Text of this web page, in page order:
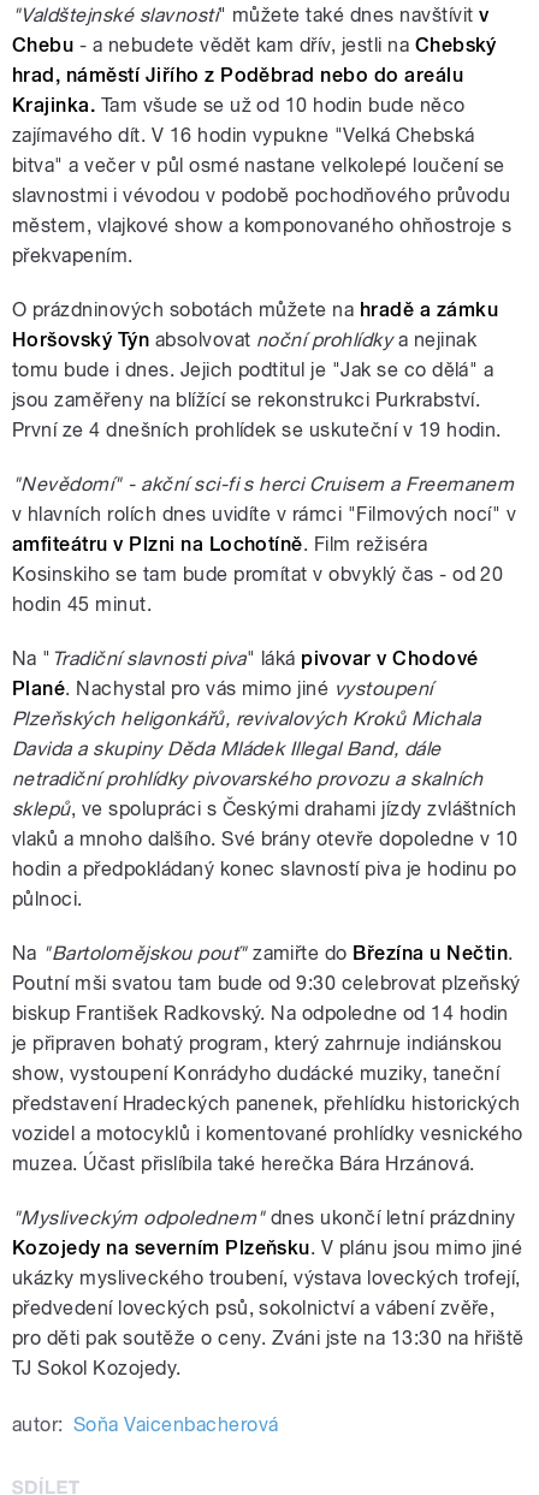
"Valdštejnské slavnosti" můžete také dnes navštívit v
Chebu - a nebudete vědět kam dřív, jestli na Chebský
hrad, náměstí Jiřího z Poděbrad nebo do areálu
Krajinka. Tam všude se už od 10 hodin bude něco
zajímavého dít. V 16 hodin vypukne "Velká Chebská
bitva" a večer v půl osmé nastane velkolepé loučení se
slavnostmi i vévodou v podobě pochodňového průvodu
městem, vlajkové show a komponovaného ohňostroje s
překvapením.
O prázdninových sobotách můžete na hradě a zámku
Horšovský Týn absolvovat noční prohlídkya nejinak
tomu bude i dnes. Jejich podtitul je "Jak se co dělá" a
jsou zaměřeny na blížící se rekonstrukci Purkrabství.
První ze 4 dnešních prohlídek se uskuteční v 19 hodin.
"Nevědomí" - akční sci-fi s herci Cruisem a Freemanem
v hlavních rolích dnes uvidíte v rámci "Filmových nocí" v
amfiteátru v Plzni na Lochotíně. Film režiséra
Kosinskiho se tam bude promítat v obvyklý čas - od 20
hodin 45 minut.
Na " Tradiční slavnosti piva" láká pivovar v Chodové
Plané. Nachystal pro vás mimo jiné vystoupení
Plzeňských heligonkářů, revivalových Kroků Michala
Davida a skupiny Děda Mládek Illegal Band, dále
netradiční prohlídky pivovarského provozu a skalních
sklepů, ve spolupráci s Českými drahami jízdy zvláštních
vlaků a mnoho dalšího. Své brány otevře dopoledne v 10
hodin a předpokládaný konec slavností piva je hodinu po
půlnoci.
Na "Bartolomějskou pouť"zamiřte do Březína u Nečtin.
Poutní mši svatou tam bude od 9:30 celebrovat plzeňský
biskup František Radkovský. Na odpoledne od 14 hodin
je připraven bohatý program, který zahrnuje indiánskou
show, vystoupení Konrádyho dudácké muziky, taneční
představení Hradeckých panenek, přehlídku historických
vozidel a motocyklů i komentované prohlídky vesnického
muzea. Účast přislíbila také herečka Bára Hrzánová.
"Mysliveckým odpolednem"dnes ukončí letní prázdniny
Kozojedy na severním Plzeňsku. V plánu jsou mimo jiné
ukázky mysliveckého troubení, výstava loveckých trofejí,
předvedení loveckých psů, sokolnictví a vábení zvěře,
pro děti pak soutěže o ceny. Zváni jste na 13:30 na hřiště
TJ Sokol Kozojedy.
autor: Soňa Vaicenbacherová